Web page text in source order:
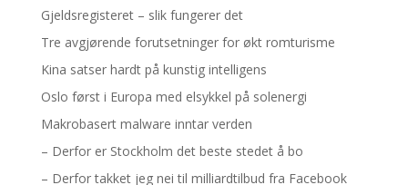
Gjeldsregisteret – slik fungerer det
Tre avgjørende forutsetninger for økt romturisme
Kina satser hardt på kunstig intelligens
Oslo først i Europa med elsykkel på solenergi
Makrobasert malware inntar verden
– Derfor er Stockholm det beste stedet å bo
– Derfor takket jeg nei til milliardtilbud fra Facebook